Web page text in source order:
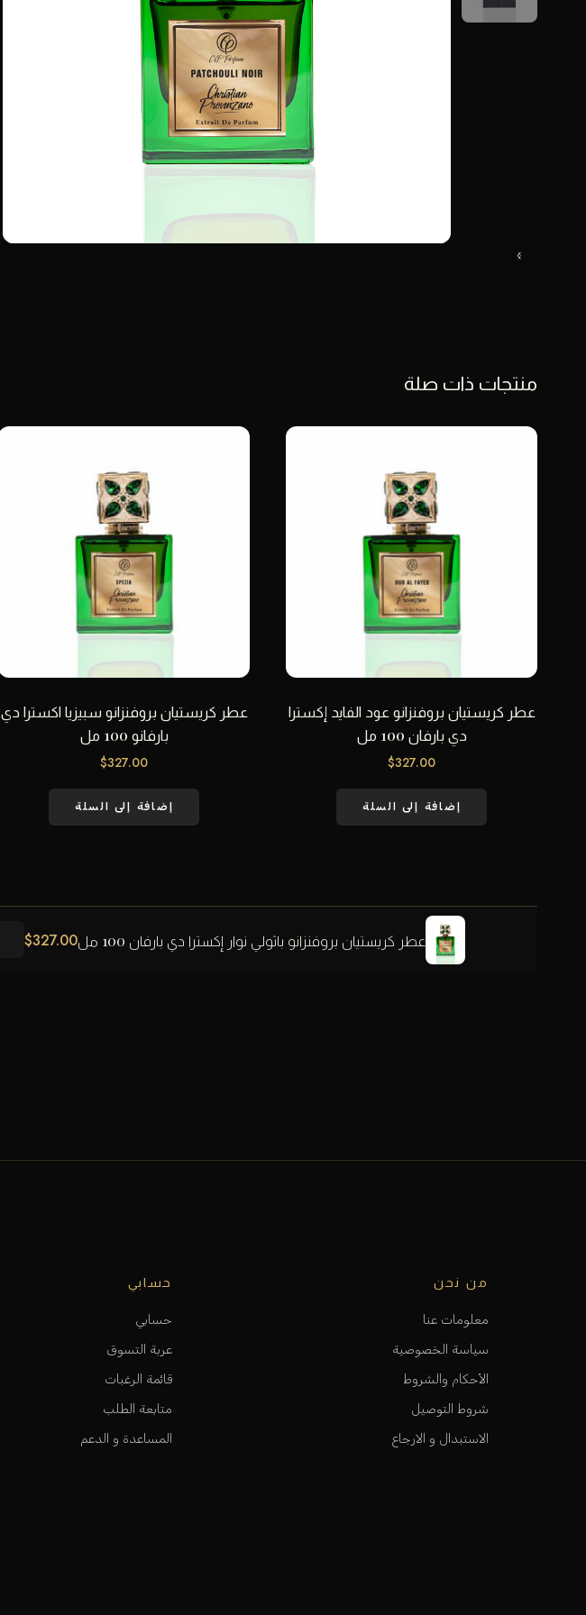
منتجات ذات صلة
عطر كريستيان بروفنزانو عود الفايد إكسترا
دي بارفان 100 مل
$327.00
إضافة إلى السلة
عطر كريستيان بروفنزانو سبيزيا اكسترا دي
بارفانو 100 مل
$327.00
إضافة إلى السلة
عطر كريستيان بروفنزانو باثولي نوار إكسترا دي بارفان 100 مل $327.00
من نحن
معلومات عنا
سياسة الخصوصية
الأحكام والشروط
شروط التوصيل
الاستبدال و الارجاع
حسابي
حسابي
عربة التسوق
قائمة الرغبات
متابعة الطلب
المساعدة و الدعم